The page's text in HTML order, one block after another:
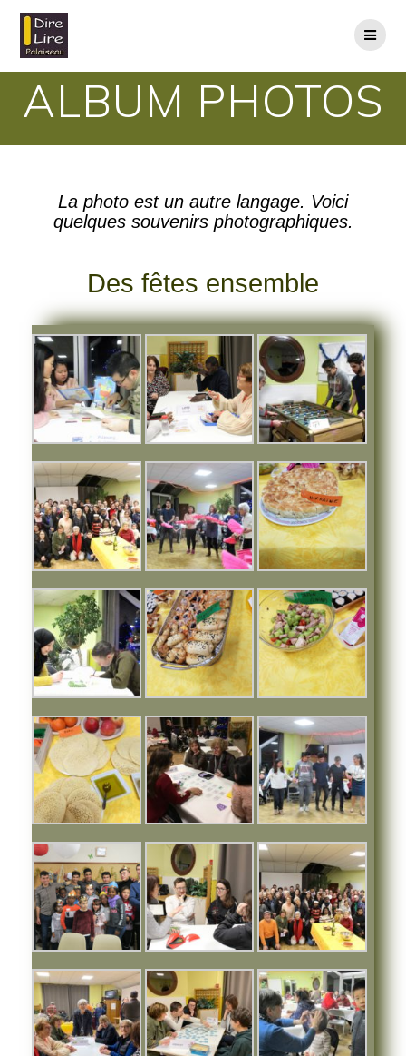
ALBUM PHOTOS
La photo est un autre langage. Voici
quelques souvenirs photographiques.
Des fêtes ensemble